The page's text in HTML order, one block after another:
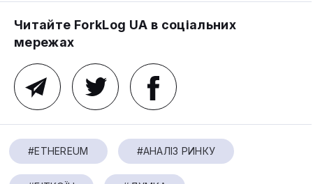
Читайте ForkLog UA в соціальних
мережах
#ETHEREUM #АНАЛІЗ РИНКУ